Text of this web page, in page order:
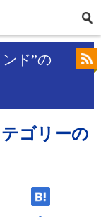
ド”の
ゴリーの
-